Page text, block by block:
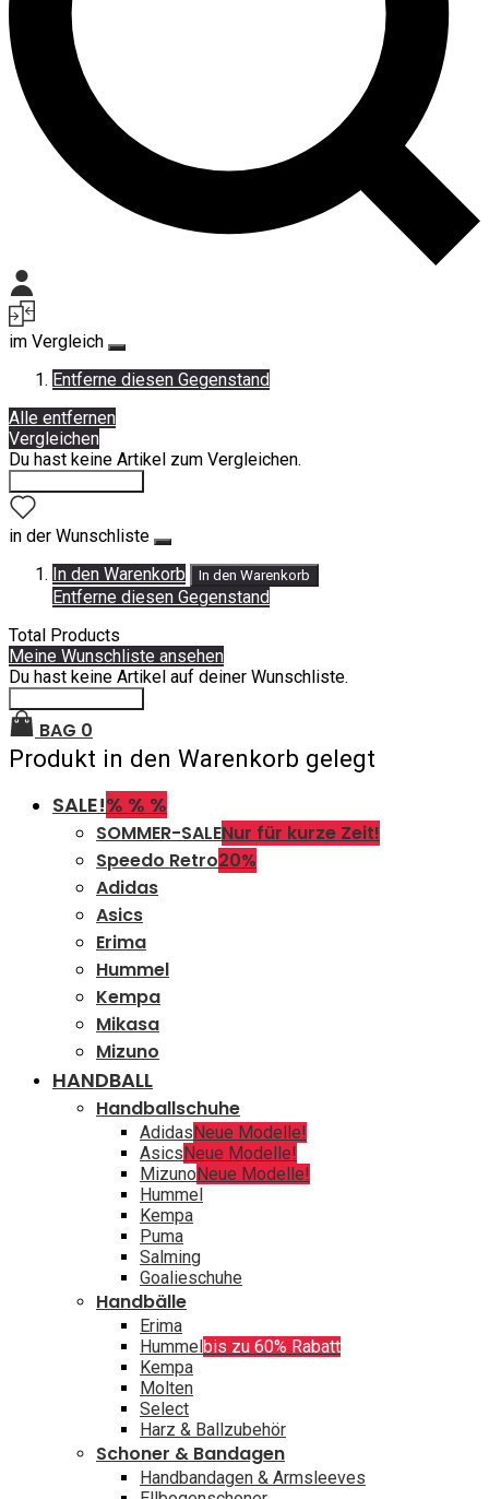
im Vergleich
Entferne diesen Gegenstand
Alle entfernen
Vergleichen
Du hast keine Artikel zum Vergleichen.
in der Wunschliste
In den Warenkorb
In den Warenkorb
Entferne diesen Gegenstand
Total Products
Meine Wunschliste ansehen
Du hast keine Artikel auf deiner Wunschliste.
BAG 0
Produkt in den Warenkorb gelegt
SALE!% % %
SOMMER-SALENur für kurze Zeit!
Speedo Retro20%
Adidas
Asics
Erima
Hummel
Kempa
Mikasa
Mizuno
HANDBALL
Handballschuhe
AdidasNeue Modelle!
AsicsNeue Modelle!
MizunoNeue Modelle!
Hummel
Kempa
Puma
Salming
Goalieschuhe
Handbälle
Erima
Hummelbis zu 60% Rabatt
Kempa
Molten
Select
Harz & Ballzubehör
Schoner & Bandagen
Handbandagen & Armsleeves